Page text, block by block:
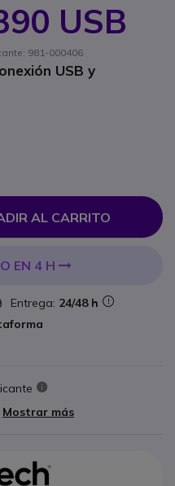
USB
981-000406
USB y
AL CARRITO
EN 4 H
Entrega: 24/48 h
Mostrar más
imágenes